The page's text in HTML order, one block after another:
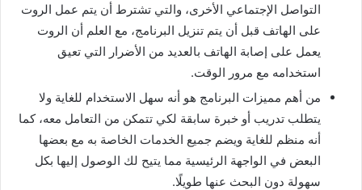
التواصل الإجتماعي الأخرى، والتي تشترط أن يتم عمل الروت
على الهاتف قبل أن يتم تنزيل البرنامج، مع العلم أن الروت
يعمل على إصابة الهاتف بالعديد من الأضرار التي تعيق
استخدامه مع مرور الوقت.
من أهم مميزات البرنامج هو أنه سهل الاستخدام للغاية ولا
يتطلب تدريب أو خبرة سابقة لكي تتمكن من التعامل معه، كما
أنه منظم للغاية ويضم جميع الخدمات الخاصة به مع بعضها
البعض في الواجهة الرئيسية مما يتيح لك الوصول إليها بكل
سهولة دون البحث عنها طويلًا.